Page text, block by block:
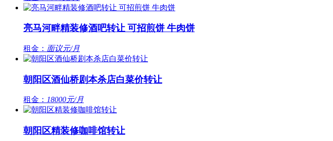
亮马河畔精装修酒吧转让 可招煎饼 牛肉饼
租金： 面议元/月
朝阳区酒仙桥剧本杀店白菜价转让
租金： 18000元/月
朝阳区精装修咖啡馆转让